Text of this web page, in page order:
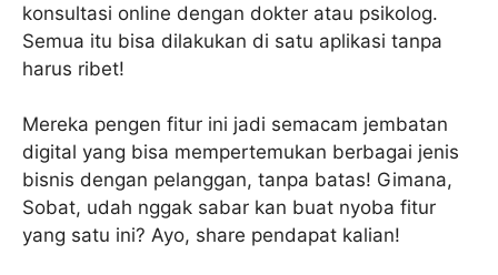
konsultasi online dengan dokter atau psikolog.
Semua itu bisa dilakukan di satu aplikasi tanpa
harus ribet!
Mereka pengen fitur ini jadi semacam jembatan
digital yang bisa mempertemukan berbagai jenis
bisnis dengan pelanggan, tanpa batas! Gimana,
Sobat, udah nggak sabar kan buat nyoba fitur
yang satu ini? Ayo, share pendapat kalian!